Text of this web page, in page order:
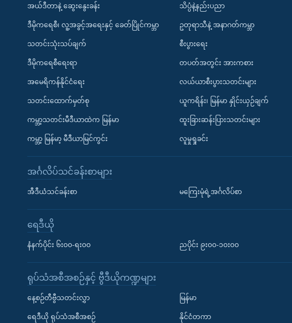
အယ်ဒီတာနဲ့ ဆွေးနွေးခန်း
ဒီမိုကရေစီ၊ လူ့အခွင့်အရေးနှင့် ခေတ်ပြိုင်ကမ္ဘာ
သတင်းသုံးသပ်ချက်
ဒီမိုကရေစီရေးရာ
အမေရိကန်နိုင်ငံရေး
သတင်းထောက်မှတ်စု
ကမ္ဘာ့သတင်းမီဒီယာထဲက မြန်မာ
ကမ္ဘာ့ မြန်မာ့ မီဒီယာမြင်ကွင်း
သိပ္ပံနဲ့နည်းပညာ
ဥတုရာသီနဲ့ အနာဂတ်ကမ္ဘာ
စီးပွားရေး
တပတ်အတွင်း အားကစား
လယ်ယာစီးပွားသတင်းများ
ယူကရိန်း၊ မြန်မာ နှိုင်းယှဉ်ချက်
ထူးခြားဆန်းပြားသတင်းများ
လူမှုရှုခင်း
အင်္ဂလိပ်သင်ခန်းစာများ
အီဒီယံသင်ခန်းစာ မကြေးမုံရဲ့အင်္ဂလိပ်စာ
ရေဒီယို
နံနက်ပိုင်း ၆း၀၀-ရး၀၀ ညပိုင်း ၉း၀၀-၁၀း၀၀
ရုပ်သံအစီအစဉ်နှင့် ဗွီဒီယိုကဏ္ဍများ
နေ့စဉ်တီဗွီသတင်းလွှာ
ရေဒီယို ရုပ်သံအစီအစဉ်
မြန်မာ
နိုင်ငံတကာ